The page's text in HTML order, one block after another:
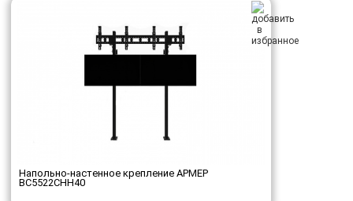
Напольно-настенное крепление АРМЕР
ВС5522СНН40